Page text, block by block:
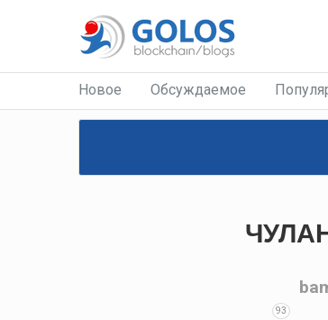
Новое Обсуждаемое
93